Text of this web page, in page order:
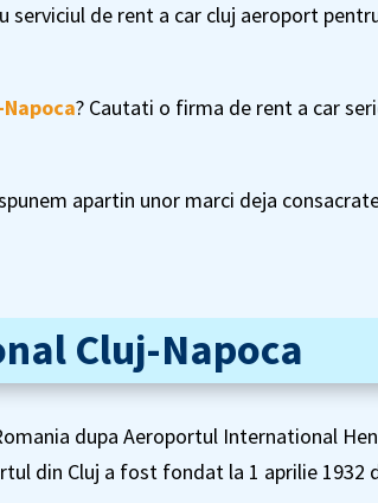
de rent a car cluj aeroport
? Cautati o firma de rent a car
apartin unor marci deja
Cluj-Napoca
dupa Aeroportul International
din Cluj a fost fondat la 1 aprilie 1932